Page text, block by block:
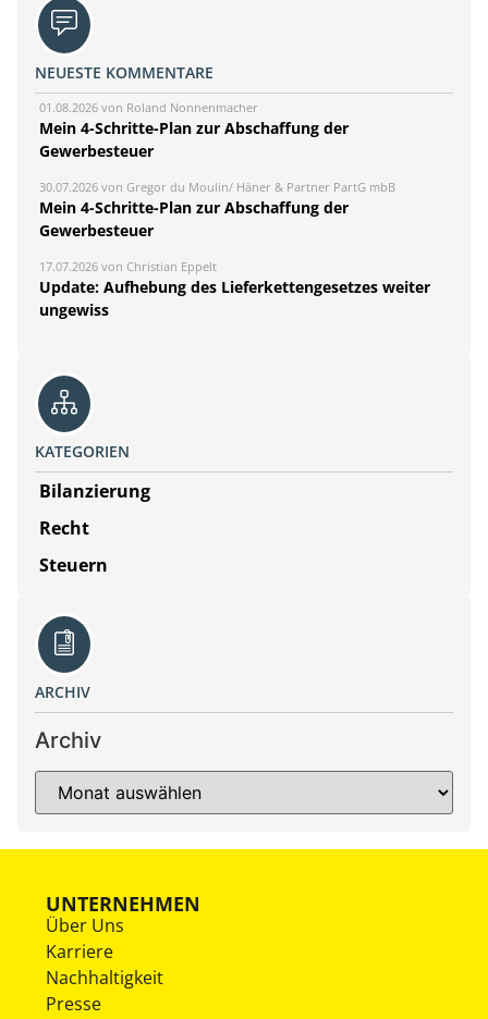
NEUESTE KOMMENTARE
01.08.2026 von Roland Nonnenmacher
Mein 4-Schritte-Plan zur Abschaffung der
Gewerbesteuer
30.07.2026 von Gregor du Moulin/ Häner & Partner PartG mbB
Mein 4-Schritte-Plan zur Abschaffung der
Gewerbesteuer
17.07.2026 von Christian Eppelt
Update: Aufhebung des Lieferkettengesetzes weiter
ungewiss
KATEGORIEN
Bilanzierung
Recht
Steuern
ARCHIV
Archiv
UNTERNEHMEN
Über Uns
Karriere
Nachhaltigkeit
Presse